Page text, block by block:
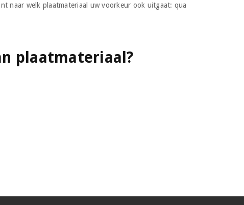
naar welk plaatmateriaal uw voorkeur ook uitgaat: qua
plaatmateriaal?